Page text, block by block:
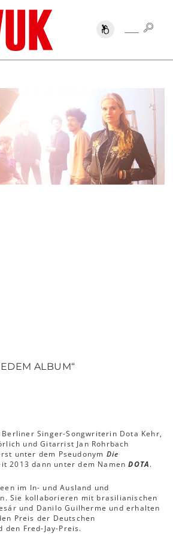
SUCHE
ALBUM“
Singer-Songwriterin Dota Kehr,
und Gitarrist Jan Rohrbach
unter dem Pseudonym Die
2013 dann unter dem NamenDOTA.
im In- und Ausland und
Sie kollaborieren mit brasilianischen
und Danilo Guilherme und erhalten
Preis der Deutschen
Fred-Jay-Preis.